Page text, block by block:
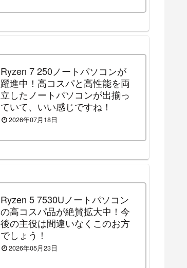
Ryzen 7 250ノートパソコンが
躍進中！高コスパと高性能を両
立したノートパソコンが出揃っ
ていて、いい感じですね！
2026年07月18日
Ryzen 5 7530Uノートパソコン
の高コスパ品が絶賛拡大中！今
後の主役は間違いなくこのお方
でしょう！
2026年05月23日